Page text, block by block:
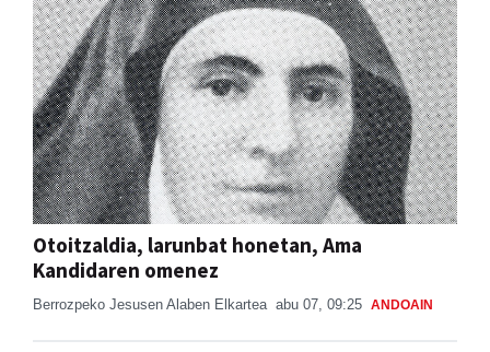
Otoitzaldia, larunbat honetan, Ama
Kandidaren omenez
Berrozpeko Jesusen Alaben Elkartea abu 07, 09:25 ANDOAIN